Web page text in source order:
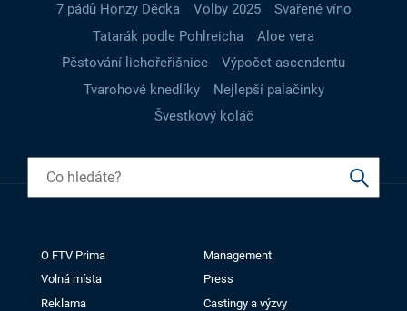
7 pádů Honzy Dědka
Volby 2025
Svařené víno
Tatarák podle Pohlreicha
Aloe vera
Pěstování lichořeřišnice
Výpočet ascendentu
Tvarohové knedlíky
Nejlepší palačinky
Švestkový koláč
O FTV Prima
Management
Volná místa
Press
Reklama
Castingy a výzvy